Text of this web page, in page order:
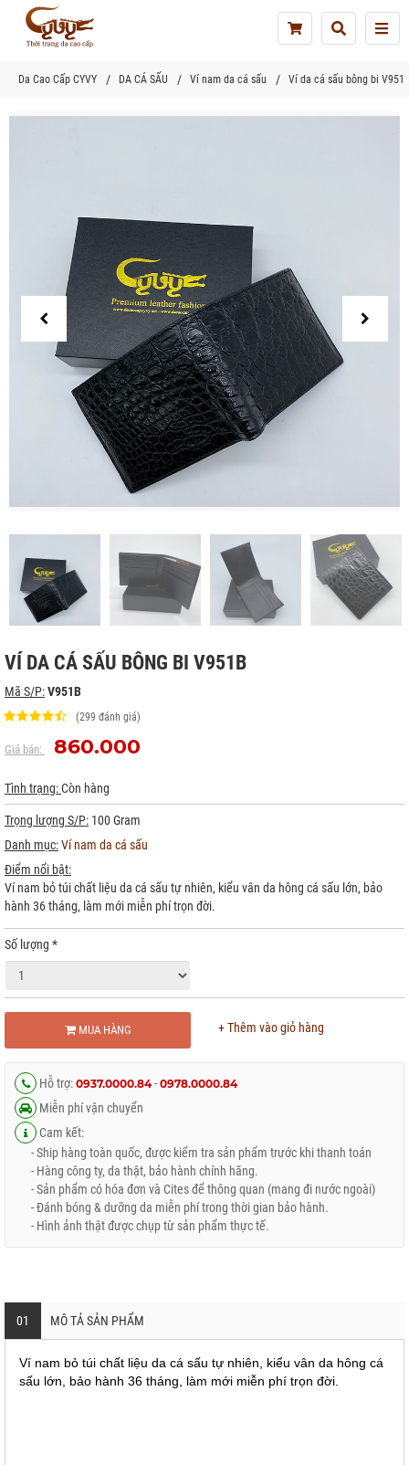
Da Cao Cấp CYVY DA CÁ SẤU Ví nam da cá sấu Ví da cá sấu bông bi
VÍ DA CÁ SẤU BÔNG BI V951B
Mã S/P:V951B
(299 đánh giá)
Giá bán: 860.000
Tình trạng:Còn hàng
Trọng lượng S/P: 100 Gram
Danh mục:Ví nam da cá sấu
Điểm nổi bật:
Ví nam bỏ túi chất liệu da cá sấu tự nhiên, kiểu vân da hông cá sấu lớn, bảo
hành 36 tháng, làm mới miễn phí trọn đời.
Số lượng *
MUA HÀNG + Thêm vào giỏ hàng
Hỗ trợ: 0937.0000.84- 0978.0000.84
Miễn phí vận chuyển
Cam kết:
- Ship hàng toàn quốc, được kiểm tra sản phẩm trước khi thanh toán
- Hàng công ty, da thật, bảo hành chính hãng.
- Sản phẩm có hóa đơn và Cites để thông quan (mang đi nước ngoài)
- Đánh bóng & dưỡng da miễn phí trong thời gian bảo hành.
- Hình ảnh thật được chụp từ sản phẩm thực tế.
01 MÔ TẢ SẢN PHẨM
Ví nam bỏ túi chất liệu da cá sấu tự nhiên, kiểu vân da hông cá
sấu lớn, bảo hành 36 tháng, làm mới miễn phí trọn đời.